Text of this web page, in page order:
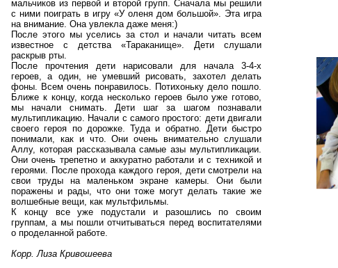
мальчиков из первой и второй групп. Сначала мы решили
с ними поиграть в игру «У оленя дом большой». Эта игра
на внимание. Она увлекла даже меня:)
После этого мы уселись за стол и начали читать всем
известное с детства «Тараканище». Дети слушали
раскрыв рты.
После прочтения дети нарисовали для начала 3-4-х
героев, а один, не умевший рисовать, захотел делать
фоны. Всем очень понравилось. Потихоньку дело пошло.
Ближе к концу, когда несколько героев было уже готово,
мы начали снимать. Дети шаг за шагом познавали
мультипликацию. Начали с самого простого: дети двигали
своего героя по дорожке. Туда и обратно. Дети быстро
понимали, как и что. Они очень внимательно слушали
Аллу, которая рассказывала самые азы мультипликации.
Они очень трепетно и аккуратно работали и с техникой и
героями. После прохода каждого героя, дети смотрели на
свои труды на маленьком экране камеры. Они были
поражены и рады, что они тоже могут делать такие же
волшебные вещи, как мультфильмы.
К концу все уже подустали и разошлись по своим
группам, а мы пошли отчитываться перед воспитателями
о проделанной работе.
Корр. Лиза Кривошеева